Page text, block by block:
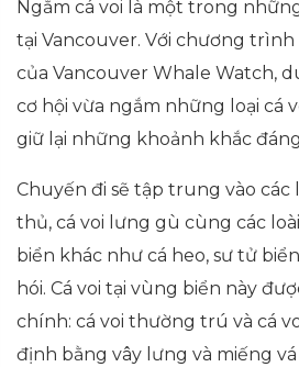
Ngắm cá voi là một trong
tại Vancouver. Với chương trình
của Vancouver Whale Watch,
cơ hội vừa ngắm những loại cá
giữ lại những khoảnh khắc
Chuyến đi sẽ tập trung vào các
thủ, cá voi lưng gù cùng các
biển khác như cá heo, sư tử
hói. Cá voi tại vùng biển này
chính: cá voi thường trú và cá
định bằng vây lưng và miếng